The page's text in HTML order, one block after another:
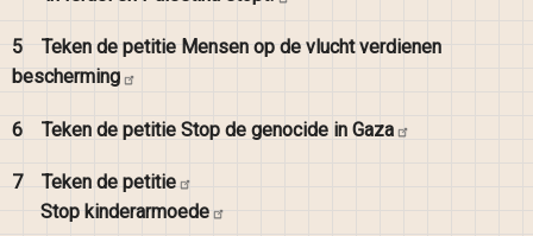
5 Teken de petitie Mensen op de vlucht verdienen
bescherming
6 Teken de petitie Stop de genocide in Gaza
7 Teken de petitie
Stop kinderarmoede